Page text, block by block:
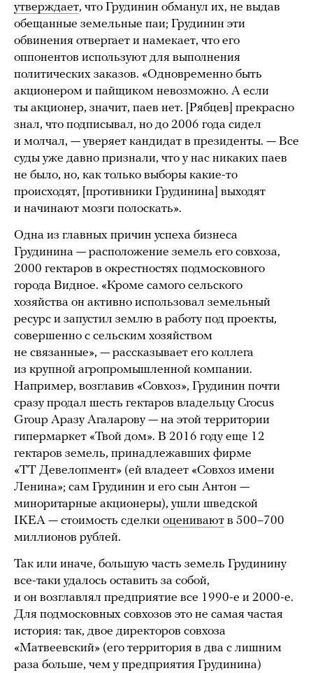
утверждает, что Грудинин обманул их, не выдав
обещанные земельные паи; Грудинин эти
обвинения отвергает и намекает, что его
оппонентов используют для выполнения
политических заказов. «Одновременно быть
акционером и пайщиком невозможно. А если
ты акционер, значит, паев нет. [Рябцев] прекрасно
знал, что подписывал, но до 2006 года сидел
и молчал, — уверяет кандидат в президенты. — Все
суды уже давно признали, что у нас никаких паев
не было, но, как только выборы какие-то
происходят, [противники Грудинина] выходят
и начинают мозги полоскать».
Одна из главных причин успеха бизнеса
Грудинина — расположение земель его совхоза,
2000 гектаров в окрестностях подмосковного
города Видное. «Кроме самого сельского
хозяйства он активно использовал земельный
ресурс и запустил землю в работу под проекты,
совершенно с сельским хозяйством
не связанные», — рассказывает его коллега
из крупной агропромышленной компании.
Например, возглавив «Совхоз», Грудинин почти
сразу продал шесть гектаров владельцу Crocus
Group Аразу Агаларову — на этой территории
гипермаркет «Твой дом». В 2016 году еще 12
гектаров земель, принадлежавших фирме
«ТТ Девелопмент» (ей владеет «Совхоз имени
Ленина»; сам Грудинин и его сын Антон —
миноритарные акционеры), ушли шведской
IKEA — стоимость сделки оценивают в 500–700
миллионов рублей.
Так или иначе, большую часть земель Грудинину
все-таки удалось оставить за собой,
и он возглавлял предприятие все 1990-е и 2000-е.
Для подмосковных совхозов это не самая частая
история: так, двое директоров совхоза
«Матвеевский» (его территория в два с лишним
раза больше, чем у предприятия Грудинина)